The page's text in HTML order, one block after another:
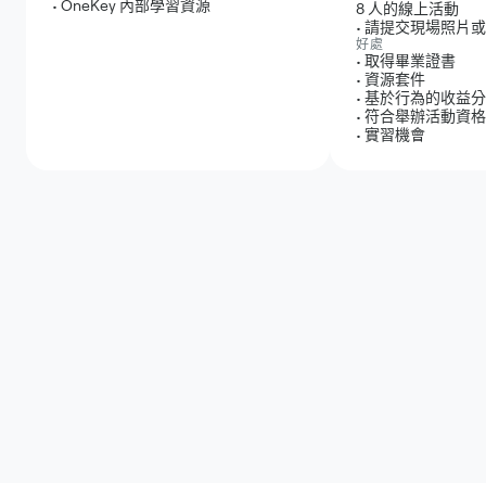
• OneKey 內部學習資源
8 人的線上活動
• 請提交現場照片
好處
• 取得畢業證書
• 資源套件
• 基於行為的收益
• 符合舉辦活動資格
• 實習機會